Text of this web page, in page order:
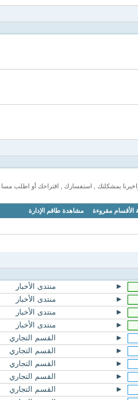
بمشكلتك , استفسارك , اقتراحك أو اطلب
الأقسام مقروءة مشاهدة طاقم الإدارة
►
منتدى الأخبار
►
منتدى الأخبار
►
منتدى الأخبار
►
منتدى الأخبار
►
القسم التجاري
►
القسم التجاري
►
القسم التجاري
►
القسم التجاري
►
القسم التجاري